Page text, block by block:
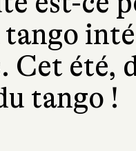
tango
Cet été,
tango !